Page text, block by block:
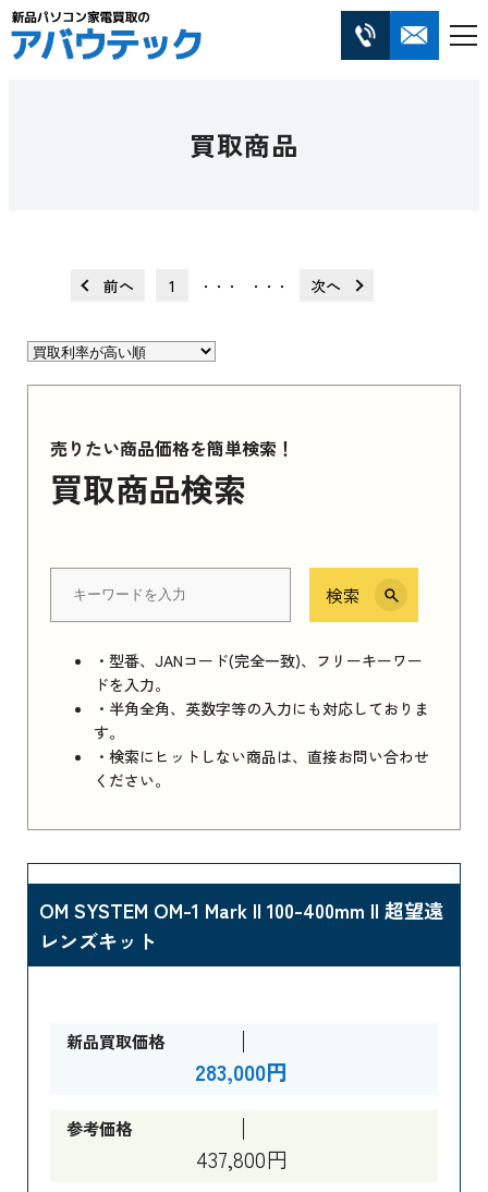
買取商品
前へ 1 ・・・ ・・・ 次へ
売りたい商品価格を簡単検索！
買取商品検索
検索
・型番、JANコード(完全一致)、フリーキーワー
ドを入力。
・半角全角、英数字等の入力にも対応しておりま
す。
・検索にヒットしない商品は、直接お問い合わせ
ください。
OM SYSTEM OM-1 Mark II 100-400mm II 超望遠
レンズキット
新品買取価格
283,000円
参考価格
437,800円